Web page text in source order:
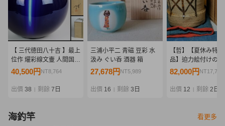
【 三代徳田八十吉 】最上
位作 燿彩線文壷 人間国宝
共箱 保証
40,500円 NT8,764
出價 38 剩餘 7日
三浦小平二 青磁 豆彩 水
汲み ぐい呑 酒器 箱
27,678円 NT5,989
出價 16 剩餘 3日
【哲】【夏休み特
品】迫力絵付けの
筒茶碗（伝世・桃
82,000円 NT17,744
出價 12 剩餘 2日
海釣竿 看更多